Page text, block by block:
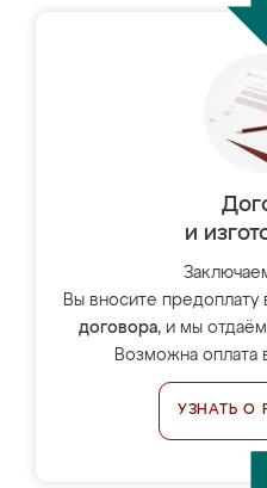
и
Вы вносите предоплату
договора, и мы
Возможна оплата
УЗНАТЬ О